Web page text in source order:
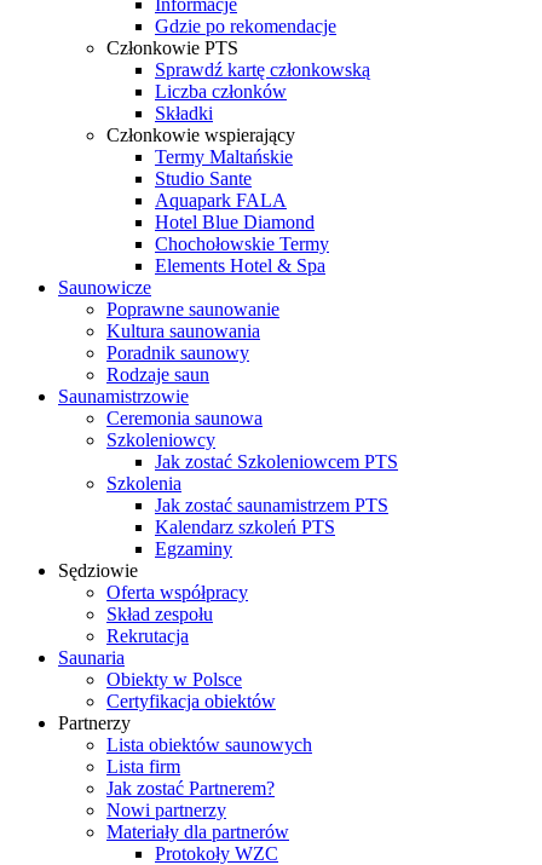
Informacje
Gdzie po rekomendacje
Członkowie PTS
Sprawdź kartę członkowską
Liczba członków
Składki
Członkowie wspierający
Termy Maltańskie
Studio Sante
Aquapark FALA
Hotel Blue Diamond
Chochołowskie Termy
Elements Hotel & Spa
Saunowicze
Poprawne saunowanie
Kultura saunowania
Poradnik saunowy
Rodzaje saun
Saunamistrzowie
Ceremonia saunowa
Szkoleniowcy
Jak zostać Szkoleniowcem PTS
Szkolenia
Jak zostać saunamistrzem PTS
Kalendarz szkoleń PTS
Egzaminy
Sędziowie
Oferta współpracy
Skład zespołu
Rekrutacja
Saunaria
Obiekty w Polsce
Certyfikacja obiektów
Partnerzy
Lista obiektów saunowych
Lista firm
Jak zostać Partnerem?
Nowi partnerzy
Materiały dla partnerów
Protokoły WZC